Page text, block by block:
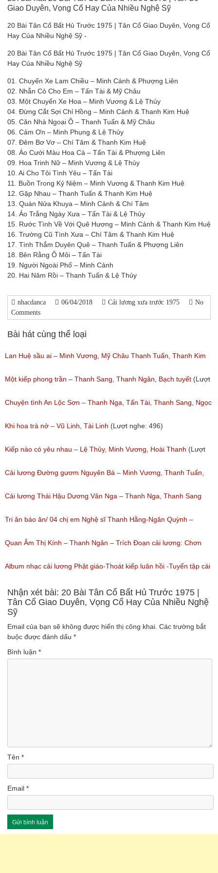
Giao Duyên, Vọng Cổ Hay Của Nhiều Nghệ Sỹ
20 Bài Tân Cổ Bất Hủ Trước 1975 | Tân Cổ Giao Duyên, Vọng Cổ
Hay Của Nhiều Nghệ Sỹ -
20 Bài Tân Cổ Bất Hủ Trước 1975 | Tân Cổ Giao Duyên, Vọng Cổ
Hay Của Nhiều Nghệ Sỹ
01. Chuyến Xe Lam Chiều – Minh Cảnh & Phượng Liên
02. Nhẫn Cỏ Cho Em – Tấn Tài & Mỹ Châu
03. Một Chuyến Xe Hoa – Minh Vương & Lệ Thủy
04. Đừng Cắt Sợi Chỉ Hồng – Minh Cảnh & Thanh Kim Huệ
05. Căn Nhà Ngoại Ô – Thanh Tuấn & Mỹ Châu
06. Cảm Ơn – Minh Phụng & Lệ Thủy
07. Đêm Bơ Vơ – Chí Tâm & Thanh Kim Huệ
08. Áo Cưới Màu Hoa Cà – Tấn Tài & Phượng Liên
09. Hoa Trinh Nữ – Minh Vương & Lệ Thủy
10. Ai Cho Tôi Tình Yêu – Tấn Tài
11. Buồn Trong Kỷ Niệm – Minh Vương & Thanh Kim Huệ
12. Gặp Nhau – Thanh Tuấn & Thanh Kim Huệ
13. Quán Nửa Khuya – Minh Cảnh & Chí Tâm
14. Áo Trắng Ngày Xưa – Tấn Tài & Lệ Thủy
15. Rước Tình Về Với Quê Hương – Minh Cảnh & Thanh Kim Huệ
16. Trường Cũ Tình Xưa – Chí Tâm & Thanh Kim Huệ
17. Tình Thắm Duyên Quê – Thanh Tuấn & Phượng Liên
18. Bên Rằng Ô Môi – Tấn Tài
19. Người Ngoài Phố – Minh Cảnh
20. Hai Năm Rồi – Thanh Tuấn & Lệ Thủy
nhacdanca 06/04/2018 Cải lương xưa trước 1975
No
Comments
Bài hát cùng thể loại
Lan Huệ sầu ai – Minh Vương, Mỹ Châu Thanh Tuấn, Thanh Kim
Huệ
(Lượt nghe: 2,626)
Một kiếp phong trần – Thanh Sang, Thanh Ngân, Bạch tuyết (Lượt
nghe: 924)
Chuyện tình An Lộc Sơn – Thanh Nga, Tấn Tài, Thanh Sang, Ngọc
Giàu
(Lượt nghe: 1,251)
Khi hoa trà nở – Vũ Linh, Tài Linh (Lượt nghe: 496)
Kiếp nào có yêu nhau – Lệ Thủy, Minh Vương, Hoài Thanh (Lượt
nghe: 1,059)
Cải lương Đường gươm Nguyên Bá – Minh Vương, Thanh Tuấn,
Thanh Kim Huệ, Chí Tâm, Thanh Sang
(Lượt nghe: 1,226)
Cải lương Thái Hậu Dương Vân Nga – Thanh Nga, Thanh Sang
nguyên tuồng
(Lượt nghe: 864)
Tri ân báo ân/ 04 chị em Nghệ sĩ Thanh Hằng-Ngân Quỳnh –
Thanh Ngọc – NSƯT Thanh Ngân
(Lượt nghe: 527)
Quan Âm Thị Kính – Thanh Ngân – Trích Đoạn cải lương: Chơn
Tâm 6
(Lượt nghe: 622)
Album nhạc cải lương Phật giáo-Thoát kiếp luân hồi -Tuyển tập cải
lương NSUT Thanh Ngân hay nhất
(Lượt nghe: 606)
Nhận xét bài: 20 Bài Tân Cổ Bất Hủ Trước 1975 |
Tân Cổ Giao Duyên, Vọng Cổ Hay Của Nhiều Nghệ
Sỹ
Email của bạn sẽ không được hiển thị công khai. Các trường bắt
buộc được đánh dấu *
Bình luận *
Tên *
Email *